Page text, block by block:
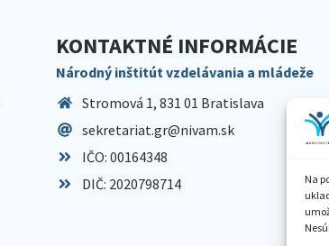
Na
KONTAKTNÉ INFORMÁCIE
Národný inštitút vzdelávania a mládeže
Stromová 1, 831 01 Bratislava
sekretariat.gr@nivam.sk
IČO: 00164348
DIČ: 2020798714